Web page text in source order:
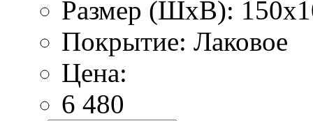
Размер (ШхВ):
Покрытие: Лаковое
Цена:
6 480